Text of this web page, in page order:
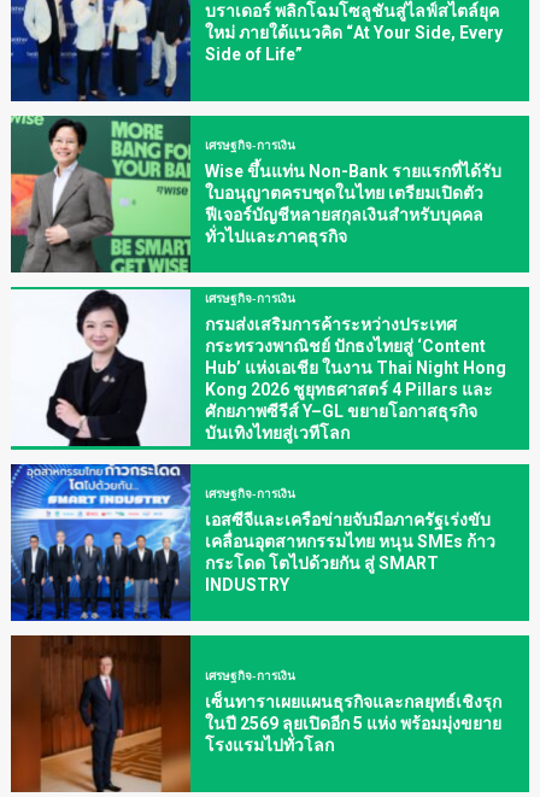
บราเดอร์ พลิกโฉมโซลูชันสู่ไลฟ์สไตล์ยุค
ใหม่ ภายใต้แนวคิด “At Your Side, Every
Side of Life”
เศรษฐกิจ-การเงิน
Wise ขึ้นแท่น Non-Bank รายแรกที่ได้รับ
ใบอนุญาตครบชุดในไทย เตรียมเปิดตัว
ฟีเจอร์บัญชีหลายสกุลเงินสำหรับบุคคล
ทั่วไปและภาคธุรกิจ
เศรษฐกิจ-การเงิน
กรมส่งเสริมการค้าระหว่างประเทศ
กระทรวงพาณิชย์ ปักธงไทยสู่ ‘Content
Hub’ แห่งเอเชีย ในงาน Thai Night Hong
Kong 2026 ชูยุทธศาสตร์ 4 Pillars และ
ศักยภาพซีรีส์ Y–GL ขยายโอกาสธุรกิจ
บันเทิงไทยสู่เวทีโลก
เศรษฐกิจ-การเงิน
เอสซีจีและเครือข่ายจับมือภาครัฐเร่งขับ
เคลื่อนอุตสาหกรรมไทย หนุน SMEs ก้าว
กระโดด โตไปด้วยกัน สู่ SMART
INDUSTRY
เศรษฐกิจ-การเงิน
เซ็นทาราเผยแผนธุรกิจและกลยุทธ์เชิงรุก
ในปี 2569 ลุยเปิดอีก 5 แห่ง พร้อมมุ่งขยาย
โรงแรมไปทั่วโลก